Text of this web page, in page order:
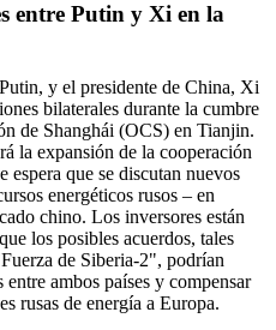
entre Putin y Xi en la
y el presidente de China, Xi
bilaterales durante la cumbre
de Shanghái (OCS) en Tianjin.
la expansión de la cooperación
espera que se discutan nuevos
energéticos rusos – en
chino. Los inversores están
los posibles acuerdos, tales
de Siberia-2", podrían
ambos países y compensar
rusas de energía a Europa.